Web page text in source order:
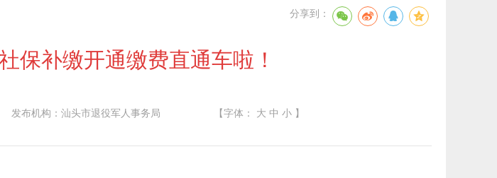
分享到：
保补缴开通缴费直通车啦！
发布机构：汕头市退役军人事务局 【字体： 大 中 小 】